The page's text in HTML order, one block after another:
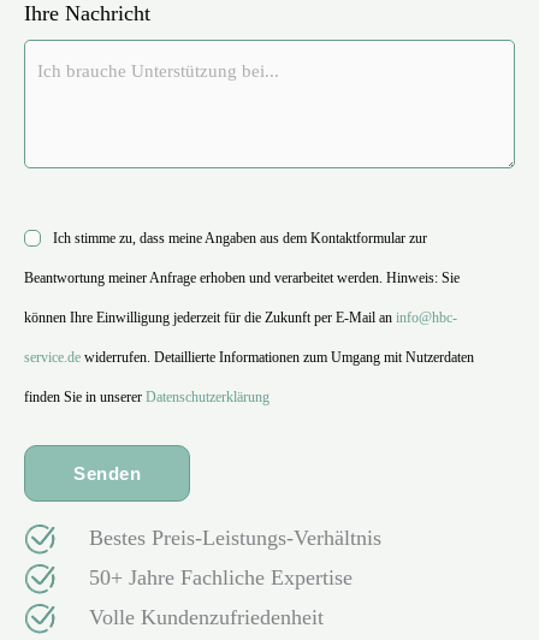
Ihre Nachricht
Ich stimme zu, dass meine Angaben aus dem Kontaktformular zur
Beantwortung meiner Anfrage erhoben und verarbeitet werden. Hinweis: Sie
können Ihre Einwilligung jederzeit für die Zukunft per E-Mail an info@hbc-
service.de widerrufen. Detaillierte Informationen zum Umgang mit Nutzerdaten
finden Sie in unserer Datenschutzerklärung
Bestes Preis-Leistungs-Verhältnis
50+ Jahre Fachliche Expertise
Volle Kundenzufriedenheit